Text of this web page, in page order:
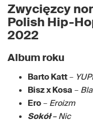
Zwycięzcy
Polish Hip-
2022
Album roku
Barto Katt–
Bisz x Kosa –
Ero– Eroizm
Sokół– Nic